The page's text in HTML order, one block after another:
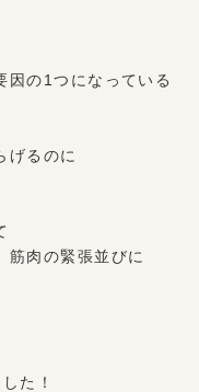
因の1つになっている
げるのに
筋肉の緊張並びに
た！